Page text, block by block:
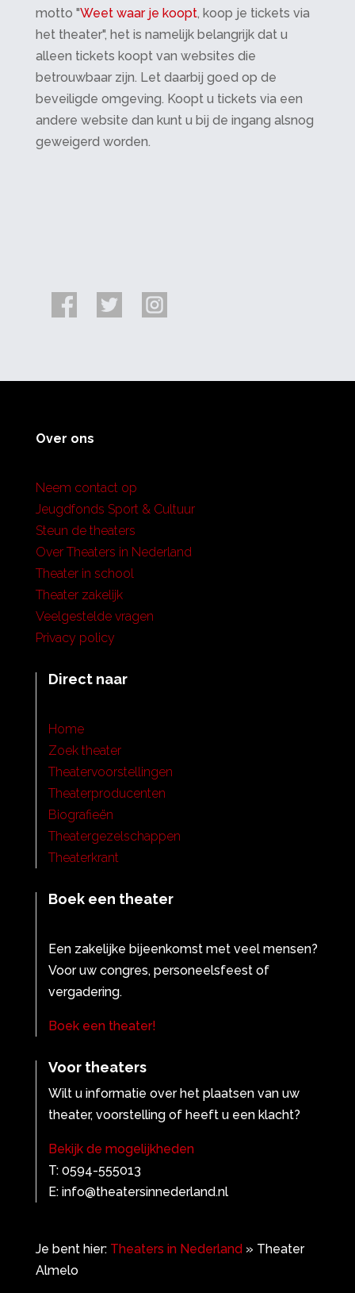
motto "Weet waar je koopt, koop je tickets via
het theater", het is namelijk belangrijk dat u
alleen tickets koopt van websites die
betrouwbaar zijn. Let daarbij goed op de
beveiligde omgeving. Koopt u tickets via een
andere website dan kunt u bij de ingang alsnog
geweigerd worden.
Over ons
Neem contact op
Jeugdfonds Sport & Cultuur
Steun de theaters
Over Theaters in Nederland
Theater in school
Theater zakelijk
Veelgestelde vragen
Privacy policy
Direct naar
Home
Zoek theater
Theatervoorstellingen
Theaterproducenten
Biografieën
Theatergezelschappen
Theaterkrant
Boek een theater
Een zakelijke bijeenkomst met veel mensen?
Voor uw congres, personeelsfeest of
vergadering.
Boek een theater!
Voor theaters
Wilt u informatie over het plaatsen van uw
theater, voorstelling of heeft u een klacht?
Bekijk de mogelijkheden
T: 0594-555013
E: info@theatersinnederland.nl
Je bent hier: Theaters in Nederland» Theater
Almelo